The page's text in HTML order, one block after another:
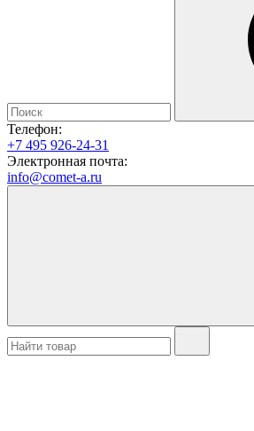
Телефон:
+7 495 926-24-31
Электронная почта:
info@comet-a.ru